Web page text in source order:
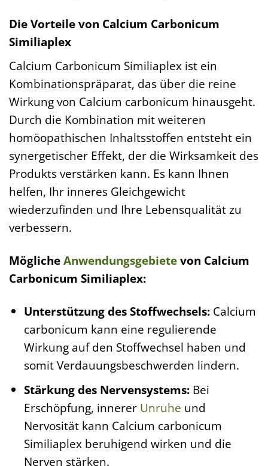
Die Vorteile von Calcium Carbonicum
Similiaplex
Calcium Carbonicum Similiaplex ist ein
Kombinationspräparat, das über die reine
Wirkung von Calcium carbonicum hinausgeht.
Durch die Kombination mit weiteren
homöopathischen Inhaltsstoffen entsteht ein
synergetischer Effekt, der die Wirksamkeit des
Produkts verstärken kann. Es kann Ihnen
helfen, Ihr inneres Gleichgewicht
wiederzufinden und Ihre Lebensqualität zu
verbessern.
MöglicheAnwendungsgebietevon Calcium
Carbonicum Similiaplex:
Unterstützung des Stoffwechsels:Calcium
carbonicum kann eine regulierende
Wirkung auf den Stoffwechsel haben und
somit Verdauungsbeschwerden lindern.
Stärkung des Nervensystems:Bei
Erschöpfung, innerer Unruhe und
Nervosität kann Calcium carbonicum
Similiaplex beruhigend wirken und die
Nerven stärken.